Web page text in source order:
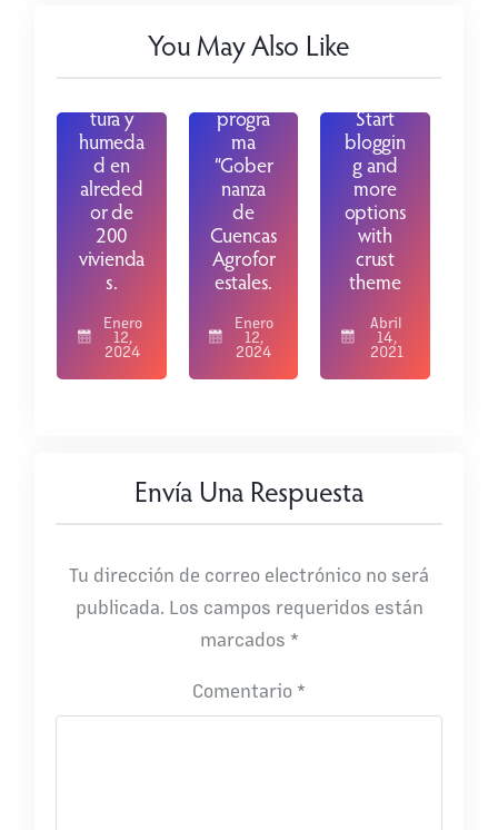
You May Also Like
tura y
humeda
d en
alreded
or de
200
vivienda
s.
Enero
12,
2024
cuarto
taller
progra
ma
“Gober
nanza
de
Cuencas
Agrofor
estales.
Enero
12,
2024
Start
bloggin
g and
more
options
with
crust
theme
Abril
14,
2021
Envía Una Respuesta
Tu dirección de correo electrónico no será
publicada. Los campos requeridos están
marcados *
Comentario *